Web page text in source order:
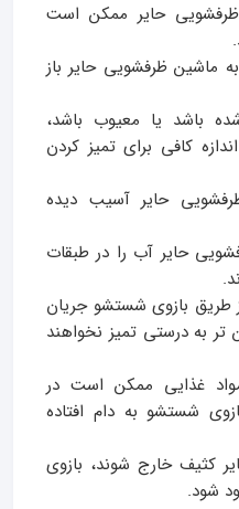
حایر ممکن است
ماشین ظرفشویی حایر باز
باشد یا معیوب باشد،
کافی برای تمیز کردن
حایر آسیب دیده
حایر آب را در طبقات
طریق بازوی شستشو جریان
تر به درستی تمیز نخواهند
غذایی ممکن است در
شستشو به دام افتاده
کثیف خارج شوند، بازوی
شود.